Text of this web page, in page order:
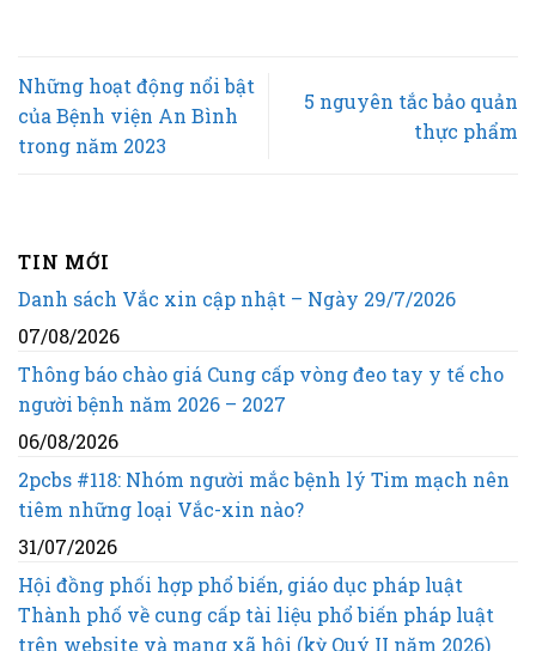
Những hoạt động nổi bật
của Bệnh viện An Bình
trong năm 2023
5 nguyên tắc bảo quản
thực phẩm
TIN MỚI
Danh sách Vắc xin cập nhật – Ngày 29/7/2026
07/08/2026
Thông báo chào giá Cung cấp vòng đeo tay y tế cho
người bệnh năm 2026 – 2027
06/08/2026
2pcbs #118: Nhóm người mắc bệnh lý Tim mạch nên
tiêm những loại Vắc-xin nào?
31/07/2026
Hội đồng phối hợp phổ biến, giáo dục pháp luật
Thành phố về cung cấp tài liệu phổ biến pháp luật
trên website và mạng xã hội (kỳ Quý II năm 2026)